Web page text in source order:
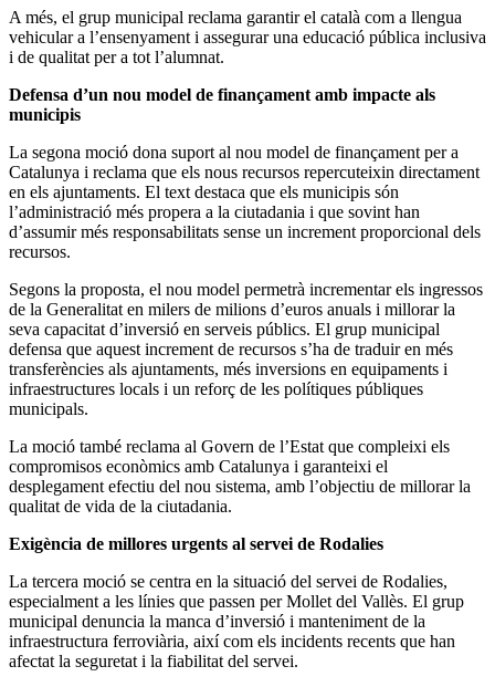
A més, el grup municipal reclama garantir el català com a llengua
vehicular a l’ensenyament i assegurar una educació pública inclusiva
i de qualitat per a tot l’alumnat.
Defensa d’un nou model de finançament amb impacte als
municipis
La segona moció dona suport al nou model de finançament per a
Catalunya i reclama que els nous recursos repercuteixin directament
en els ajuntaments. El text destaca que els municipis són
l’administració més propera a la ciutadania i que sovint han
d’assumir més responsabilitats sense un increment proporcional dels
recursos.
Segons la proposta, el nou model permetrà incrementar els ingressos
de la Generalitat en milers de milions d’euros anuals i millorar la
seva capacitat d’inversió en serveis públics. El grup municipal
defensa que aquest increment de recursos s’ha de traduir en més
transferències als ajuntaments, més inversions en equipaments i
infraestructures locals i un reforç de les polítiques públiques
municipals.
La moció també reclama al Govern de l’Estat que compleixi els
compromisos econòmics amb Catalunya i garanteixi el
desplegament efectiu del nou sistema, amb l’objectiu de millorar la
qualitat de vida de la ciutadania.
Exigència de millores urgents al servei de Rodalies
La tercera moció se centra en la situació del servei de Rodalies,
especialment a les línies que passen per Mollet del Vallès. El grup
municipal denuncia la manca d’inversió i manteniment de la
infraestructura ferroviària, així com els incidents recents que han
afectat la seguretat i la fiabilitat del servei.